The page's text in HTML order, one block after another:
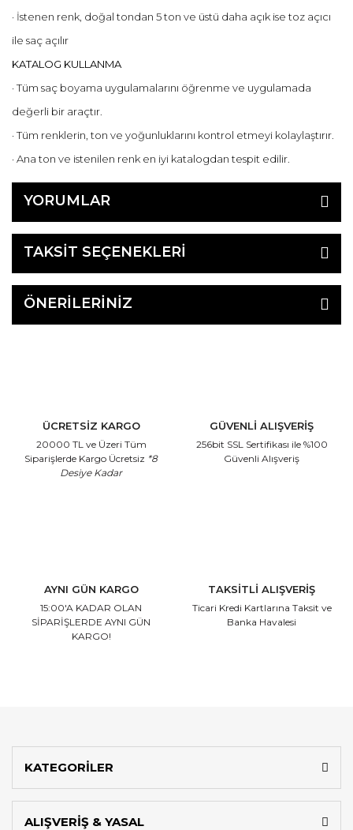
· İstenen renk, doğal tondan 5 ton ve üstü daha açık ise toz açıcı
ile saç açılır
KATALOG KULLANMA
· Tüm saç boyama uygulamalarını öğrenme ve uygulamada
değerli bir araçtır.
· Tüm renklerin, ton ve yoğunluklarını kontrol etmeyi kolaylaştırır.
· Ana ton ve istenilen renk en iyi katalogdan tespit edilir.
YORUMLAR
TAKSİT SEÇENEKLERİ
ÖNERİLERİNİZ
ÜCRETSİZ KARGO
20000 TL ve Üzeri Tüm
Siparişlerde Kargo Ücretsiz *8
Desiye Kadar
GÜVENLİ ALIŞVERİŞ
256bit SSL Sertifikası ile %100
Güvenli Alışveriş
AYNI GÜN KARGO
15:00'A KADAR OLAN
SİPARİŞLERDE AYNI GÜN
KARGO!
TAKSİTLİ ALIŞVERİŞ
Ticari Kredi Kartlarına Taksit ve
Banka Havalesi
KATEGORİLER
ALIŞVERİŞ & YASAL